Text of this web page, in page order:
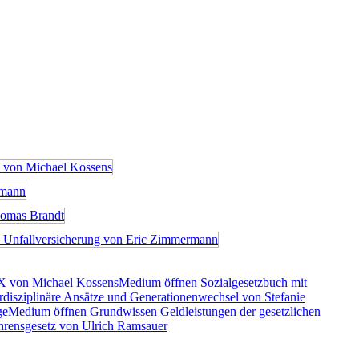
von Michael KossensMedium öffnen Sozialgesetzbuch mit
Ansätze und Generationenwechsel von Stefanie
Medium öffnen Grundwissen Geldleistungen der gesetzlichen
von Ulrich Ramsauer